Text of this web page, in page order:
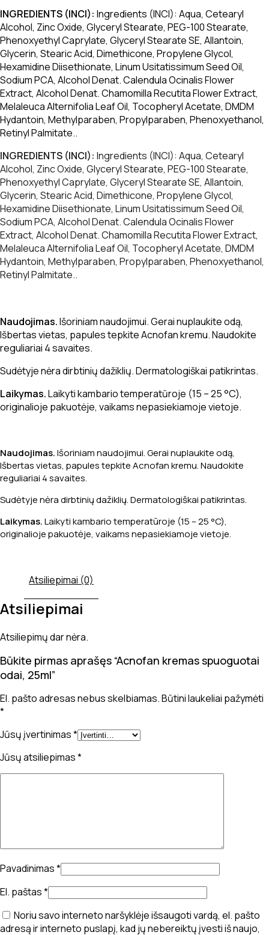
INGREDIENTS (INCI): Ingredients (INCI): Aqua, Cetearyl
Alcohol, Zinc Oxide, Glyceryl Stearate, PEG-100 Stearate,
Phenoxyethyl Caprylate, Glyceryl Stearate SE, Allantoin,
Glycerin, Stearic Acid, Dimethicone, Propylene Glycol,
Hexamidine Diisethionate, Linum Usitatissimum Seed Oil,
Sodium PCA, Alcohol Denat. Calendula Ocinalis Flower
Extract, Alcohol Denat. Chamomilla Recutita Flower Extract,
Melaleuca Alternifolia Leaf Oil, Tocopheryl Acetate, DMDM
Hydantoin, Methylparaben, Propylparaben, Phenoxyethanol,
Retinyl Palmitate..
INGREDIENTS (INCI): Ingredients (INCI): Aqua, Cetearyl
Alcohol, Zinc Oxide, Glyceryl Stearate, PEG-100 Stearate,
Phenoxyethyl Caprylate, Glyceryl Stearate SE, Allantoin,
Glycerin, Stearic Acid, Dimethicone, Propylene Glycol,
Hexamidine Diisethionate, Linum Usitatissimum Seed Oil,
Sodium PCA, Alcohol Denat. Calendula Ocinalis Flower
Extract, Alcohol Denat. Chamomilla Recutita Flower Extract,
Melaleuca Alternifolia Leaf Oil, Tocopheryl Acetate, DMDM
Hydantoin, Methylparaben, Propylparaben, Phenoxyethanol,
Retinyl Palmitate..
Naudojimas.Išoriniam naudojimui. Gerai nuplaukite odą,
Išbertas vietas, papules tepkite Acnofan kremu. Naudokite
reguliariai 4 savaites.
Sudėtyje nėra dirbtinių dažiklių. Dermatologiškai patikrintas.
Laikymas.Laikyti kambario temperatūroje (15 – 25 °C),
originalioje pakuotėje, vaikams nepasiekiamoje vietoje.
Naudojimas.Išoriniam naudojimui. Gerai nuplaukite odą,
Išbertas vietas, papules tepkite Acnofan kremu. Naudokite
reguliariai 4 savaites.
Sudėtyje nėra dirbtinių dažiklių. Dermatologiškai patikrintas.
Laikymas.Laikyti kambario temperatūroje (15 – 25 °C),
originalioje pakuotėje, vaikams nepasiekiamoje vietoje.
Atsiliepimai (0)
Atsiliepimai
Atsiliepimų dar nėra.
Būkite pirmas aprašęs “Acnofan kremas spuoguotai
odai, 25ml”
El. pašto adresas nebus skelbiamas.Būtini laukeliai pažymėti
*
Jūsų įvertinimas*
Jūsų atsiliepimas*
Pavadinimas*
El. paštas*
Noriu savo interneto naršyklėje išsaugoti vardą, el. pašto
adresą ir interneto puslapį, kad jų nebereiktų įvesti iš naujo,